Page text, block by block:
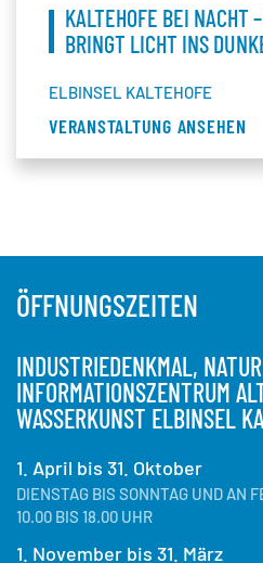
KALTEHOFE BEI NACHT
BRINGT LICHT INS
ELBINSEL KALTEHOFE
VERANSTALTUNG ANSEHEN
ÖFFNUNGSZEITEN
INDUSTRIEDENKMAL,
INFORMATIONSZENTRUM
WASSERKUNST ELBINSEL
1. April bis 31. Oktober
DIENSTAG BIS SONNTAG UND AN
10.00 BIS 18.00 UHR
1. November bis 31. März